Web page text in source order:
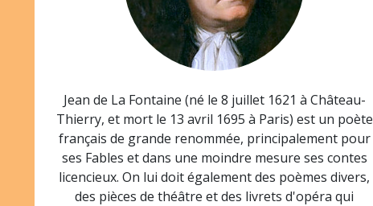
Jean de La Fontaine (né le 8 juillet 1621 à Château-
Thierry, et mort le 13 avril 1695 à Paris) est un poète
français de grande renommée, principalement pour
ses Fables et dans une moindre mesure ses contes
licencieux. On lui doit également des poèmes divers,
des pièces de théâtre et des livrets d'opéra qui